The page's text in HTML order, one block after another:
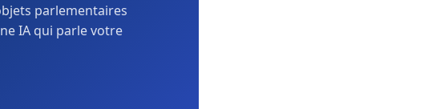
parlementaires
IA qui parle votre